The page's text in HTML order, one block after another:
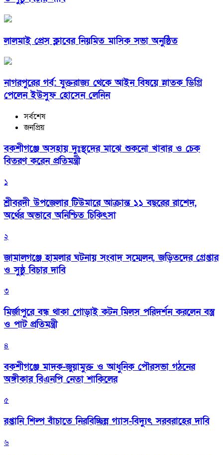
লালমাই প্রেস ক্লাবের নিয়মিত মাসিক সভা অনুষ্ঠিত
নাগরপুরের গর্ব: যুক্তরাজ্য থেকে আইন বিষয়ে স্নাতক ডিগ্রি
পেলেন ইউসুফ হোসেন লেনিন
সর্বশেষ
জনপ্রিয়
বকশীগঞ্জে অসহায় দুঃস্থদের মাঝে শুকনো খাবার ও চেক
বিতরণ করেন প্রতিমন্ত্রী
১
শ্রীবরদী উপজেলার টিউমারে আক্রান্ত ১১ বছরের রাশেদ,
অর্থের অভাবে অনিশ্চিত চিকিৎসা
২
জামালগঞ্জে হামলার ঘটনায় সংবাদ সম্মেলন, জড়িতদের গ্রেপ্তার
ও সুষ্ঠু বিচার দাবি
৩
মির্জাপুরে বন্ধ থাকা গোড়াই কটন মিলস পরিদর্শন করলেন বস্ত্র
ও পাট প্রতিমন্ত্রী
৪
বকশীগঞ্জে মাদক-জুয়ামুক্ত ও আধুনিক পৌরসভা গঠনের
অঙ্গীকার বিএনপি নেতা শাকিলের
৫
রপ্তানি শিল্প বাঁচাতে নিরবিচ্ছিন্ন গ্যাস-বিদ্যুৎ সরবরাহের দাবি
৬